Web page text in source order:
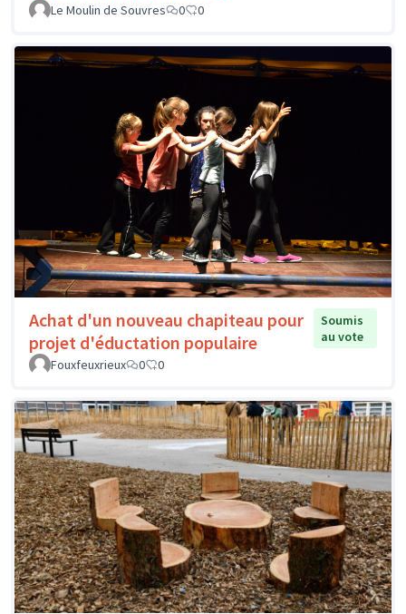
Le Moulin de Souvres 0 0
Achat d'un nouveau chapiteau pour
projet d'éductation populaire
Soumis
au vote
Fouxfeuxrieux
0 0